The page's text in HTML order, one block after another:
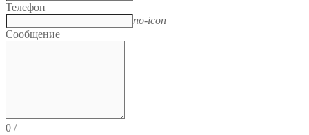
Телефон
no-icon
Сообщение
0 /